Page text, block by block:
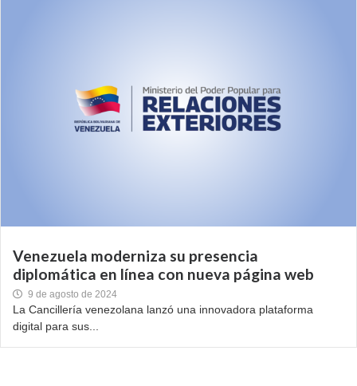
Venezuela moderniza su presencia
diplomática en línea con nueva página web
9 de agosto de 2024
La Cancillería venezolana lanzó una innovadora plataforma
digital para sus...